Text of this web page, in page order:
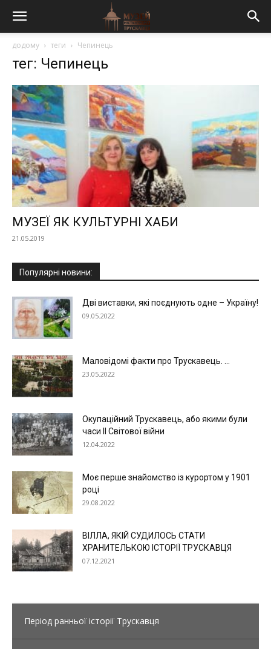
додому теги Чепинець
тег: Чепинець
МУЗЕЇ ЯК КУЛЬТУРНІ ХАБИ
21.05.2019
Популярні новини:
Дві виставки, які поєднують одне – Україну!
09.05.2022
Маловідомі факти про Трускавець. ...
23.05.2022
Окупаційний Трускавець, або якими були
часи ІІ Світової війни
12.04.2022
Моє перше знайомство із курортом у 1901
році
29.08.2022
ВІЛЛА, ЯКІЙ СУДИЛОСЬ СТАТИ
ХРАНИТЕЛЬКОЮ ІСТОРІЇ ТРУСКАВЦЯ
07.12.2021
Період ранньої історії Трускавця